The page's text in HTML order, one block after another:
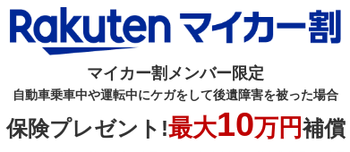
マイカー割メンバー限定
自動車乗車中や運転中にケガをして後遺障害を被った場合
保険プレゼント!最大10万円補償